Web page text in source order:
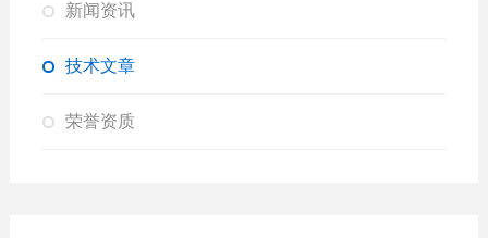
新闻资讯
技术文章
荣誉资质